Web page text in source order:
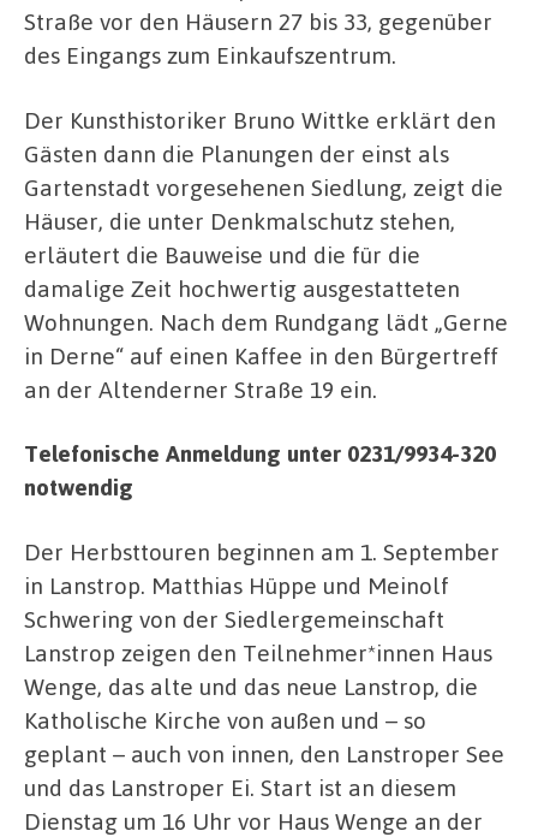
Straße vor den Häusern 27 bis 33, gegenüber
des Eingangs zum Einkaufszentrum.
Der Kunsthistoriker Bruno Wittke erklärt den
Gästen dann die Planungen der einst als
Gartenstadt vorgesehenen Siedlung, zeigt die
Häuser, die unter Denkmalschutz stehen,
erläutert die Bauweise und die für die
damalige Zeit hochwertig ausgestatteten
Wohnungen. Nach dem Rundgang lädt „Gerne
in Derne“ auf einen Kaffee in den Bürgertreff
an der Altenderner Straße 19 ein.
Telefonische Anmeldung unter 0231/9934-320
notwendig
Der Herbsttouren beginnen am 1. September
in Lanstrop. Matthias Hüppe und Meinolf
Schwering von der Siedlergemeinschaft
Lanstrop zeigen den Teilnehmer*innen Haus
Wenge, das alte und das neue Lanstrop, die
Katholische Kirche von außen und – so
geplant – auch von innen, den Lanstroper See
und das Lanstroper Ei. Start ist an diesem
Dienstag um 16 Uhr vor Haus Wenge an der